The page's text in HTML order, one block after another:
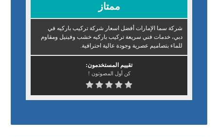
ممتاز
شركة سما الإمارات أفضل اسعار شركة تركيب باركيه في
دبي، خدمات فني سريعة تركيب باركيه خشب وفينيل ومقاوم
للماء بتصاميم عصرية وجودة عالية احترافية.
تقييم المستخدمون:
كن أول المصوتون !